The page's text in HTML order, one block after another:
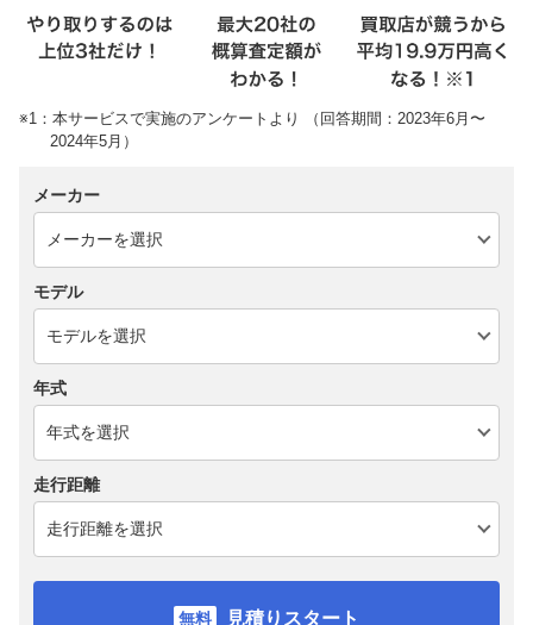
※1：本サービスで実施のアンケートより （回答期間：2023年6月〜
2024年5月）
メーカー
モデル
年式
走行距離
見積りスタート